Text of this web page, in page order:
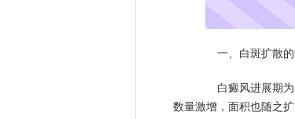
一、白斑扩散的
白癜风进展期为显
数量激增，面积也随之